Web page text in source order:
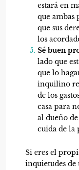
estará en
que ambas
que sus
los
Sé buen
lado que
que lo
inquilino
de los
casa para
al dueño
cuida de la
Si eres el
inquietudes